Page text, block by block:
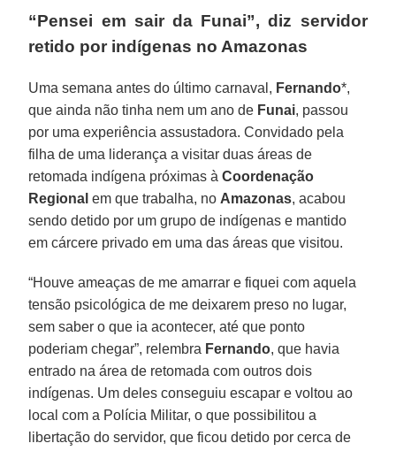
“Pensei em sair da Funai”, diz servidor
retido por indígenas no Amazonas
Uma semana antes do último carnaval, Fernando*,
que ainda não tinha nem um ano de Funai, passou
por uma experiência assustadora. Convidado pela
filha de uma liderança a visitar duas áreas de
retomada indígena próximas àCoordenação
Regional em que trabalha, no Amazonas, acabou
sendo detido por um grupo de indígenas e mantido
em cárcere privado em uma das áreas que visitou.
“Houve ameaças de me amarrar e fiquei com aquela
tensão psicológica de me deixarem preso no lugar,
sem saber o que ia acontecer, até que ponto
poderiam chegar”, relembra Fernando, que havia
entrado na área de retomada com outros dois
indígenas. Um deles conseguiu escapar e voltou ao
local com a Polícia Militar, o que possibilitou a
libertação do servidor, que ficou detido por cerca de